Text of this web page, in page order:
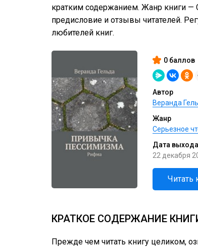
кратким содержанием. Жанр книги —
предисловие и отзывы читателей.
любителей книг.
0 баллов
Автор
Веранда
Жанр
Серьезное
Дата выхода
22 декабря
Читать
КРАТКОЕ СОДЕРЖАНИЕ
Прежде чем читать книгу целиком,